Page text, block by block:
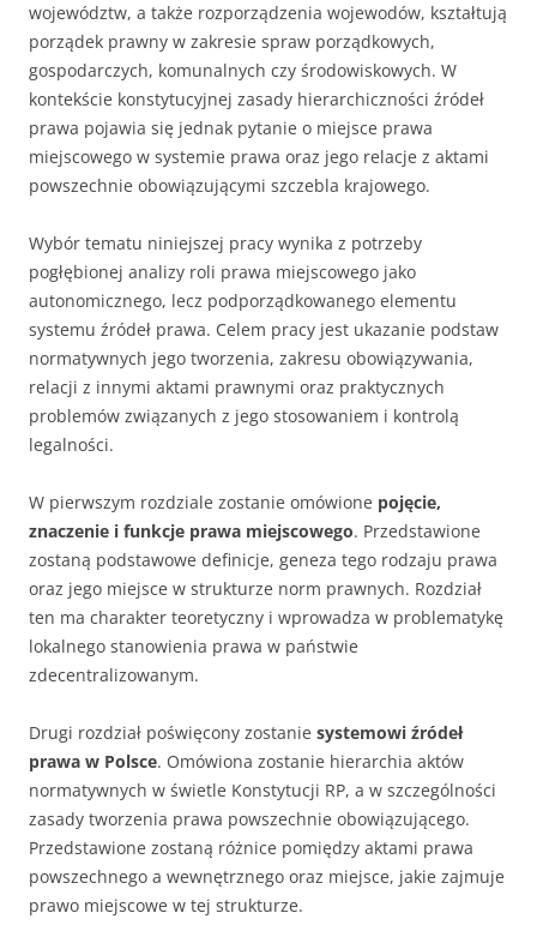
województw, a także rozporządzenia wojewodów, kształtują
porządek prawny w zakresie spraw porządkowych,
gospodarczych, komunalnych czy środowiskowych. W
kontekście konstytucyjnej zasady hierarchiczności źródeł
prawa pojawia się jednak pytanie o miejsce prawa
miejscowego w systemie prawa oraz jego relacje z aktami
powszechnie obowiązującymi szczebla krajowego.
Wybór tematu niniejszej pracy wynika z potrzeby
pogłębionej analizy roli prawa miejscowego jako
autonomicznego, lecz podporządkowanego elementu
systemu źródeł prawa. Celem pracy jest ukazanie podstaw
normatywnych jego tworzenia, zakresu obowiązywania,
relacji z innymi aktami prawnymi oraz praktycznych
problemów związanych z jego stosowaniem i kontrolą
legalności.
W pierwszym rozdziale zostanie omówione pojęcie,
znaczenie i funkcje prawa miejscowego. Przedstawione
zostaną podstawowe definicje, geneza tego rodzaju prawa
oraz jego miejsce w strukturze norm prawnych. Rozdział
ten ma charakter teoretyczny i wprowadza w problematykę
lokalnego stanowienia prawa w państwie
zdecentralizowanym.
Drugi rozdział poświęcony zostanie systemowi źródeł
prawa w Polsce. Omówiona zostanie hierarchia aktów
normatywnych w świetle Konstytucji RP, a w szczególności
zasady tworzenia prawa powszechnie obowiązującego.
Przedstawione zostaną różnice pomiędzy aktami prawa
powszechnego a wewnętrznego oraz miejsce, jakie zajmuje
prawo miejscowe w tej strukturze.